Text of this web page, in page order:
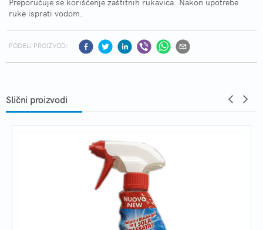
ruke isprati vodom.
PODELI PROIZVOD:
Slični proizvodi